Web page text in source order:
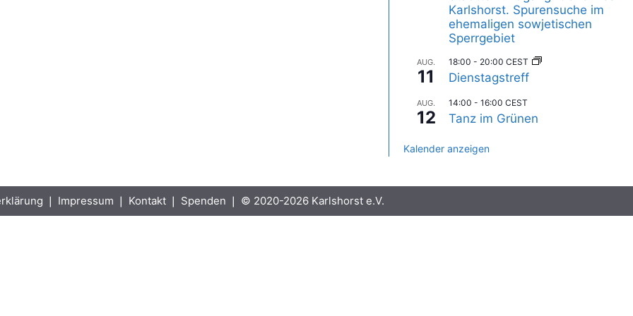
Karlshorst. Spurensuche im
ehemaligen sowjetischen
Sperrgebiet
AUG.
11
18:00 - 20:00 CEST
Dienstagstreff
AUG.
12
14:00 - 16:00 CEST
Tanz im Grünen
Kalender anzeigen
❘ Impressum ❘ Kontakt ❘ Spenden ❘ © 2020-2026 Karlshorst e.V.